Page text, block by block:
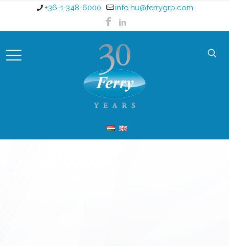
+36-1-348-6000 info.hu@ferrygrp.com